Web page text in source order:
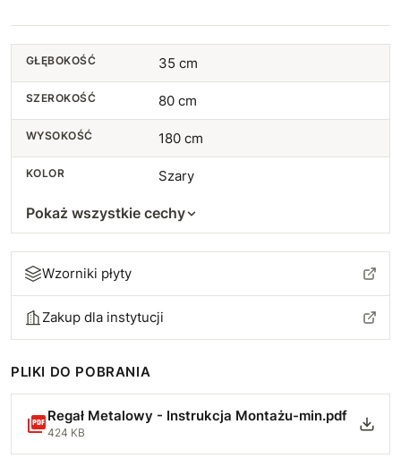
GŁĘBOKOŚĆ 35 cm
SZEROKOŚĆ 80 cm
WYSOKOŚĆ 180 cm
KOLOR Szary
Pokaż wszystkie cechy
Wzorniki płyty
Zakup dla instytucji
PLIKI DO POBRANIA
Regał Metalowy - Instrukcja Montażu-min.pdf
424 KB